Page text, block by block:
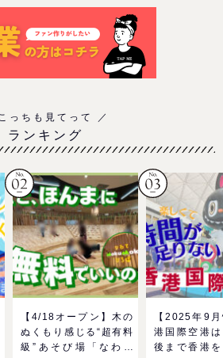
ランキング
【4/18オープン】木の
ぬくもり感じる“超有料
級”あそび場「なわて
【2025年9
港国際空港
後まで香港